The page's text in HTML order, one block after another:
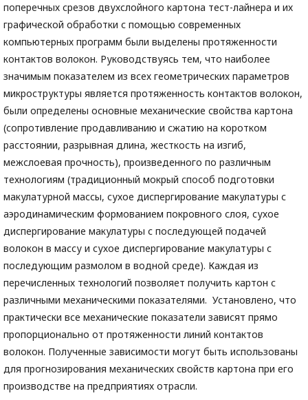
поперечных срезов двухслойного картона тест-лайнера и их
графической обработки с помощью современных
компьютерных программ были выделены протяженности
контактов волокон. Руководствуясь тем, что наиболее
значимым показателем из всех геометрических параметров
микроструктуры является протяженность контактов волокон,
были определены основные механические свойства картона
(сопротивление продавливанию и сжатию на коротком
расстоянии, разрывная длина, жесткость на изгиб,
межслоевая прочность), произведенного по различным
технологиям (традиционный мокрый способ подготовки
макулатурной массы, сухое диспергирование макулатуры с
аэродинамическим формованием покровного слоя, сухое
диспергирование макулатуры с последующей подачей
волокон в массу и сухое диспергирование макулатуры с
последующим размолом в водной среде). Каждая из
перечисленных технологий позволяет получить картон с
различными механическими показателями. Установлено, что
практически все механические показатели зависят прямо
пропорционально от протяженности линий контактов
волокон. Полученные зависимости могут быть использованы
для прогнозирования механических свойств картона при его
производстве на предприятиях отрасли.